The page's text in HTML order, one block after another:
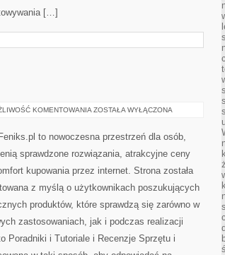
[…]
KOMENTOWANIA ATAKI
ZOSTAŁA WYŁĄCZONA
to nowoczesna przestrzeń dla osób,
sprawdzone rozwiązania, atrakcyjne ceny
kupowania przez internet. Strona została
z myślą o użytkownikach poszukujących
produktów, które sprawdzą się zarówno w
zastosowaniach, jak i podczas realizacji
Poradniki i Tutoriale i Recenzje Sprzętu i